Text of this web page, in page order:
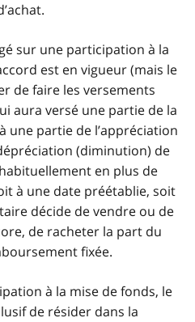
sur une participation à la
est en vigueur (mais le
de faire les versements
aura versé une partie de la
une partie de l’appréciation
(diminution) de
en plus de
à une date préétablie, soit
décide de vendre ou de
de racheter la part du
fixée.
à la mise de fonds, le
de résider dans la